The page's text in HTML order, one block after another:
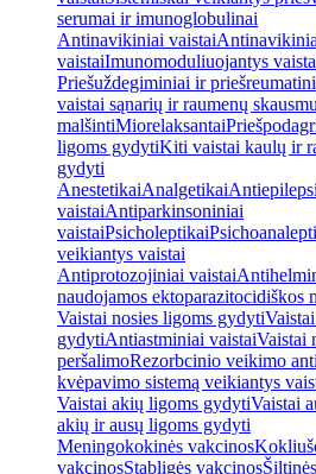
serumai ir imunoglobulinai
Antinavikiniai vaistai
vaistaiImunomoduliuojantys
Priešuždegiminiai ir
vaistai sąnarių ir raumenų
malšintiMiorelaksantai
ligoms gydytiKiti vaistai kaulų ir
gydyti
AnestetikaiAnalgetikai
vaistaiAntiparkinsoniniai
vaistaiPsicholeptikai
veikiantys vaistai
Antiprotozojiniai vaistai
naudojamos ektoparazitocidiškos
Vaistai nosies ligoms gydyti
gydytiAntiastminiai vaistaiVaistai
peršalimoRezorbcinio veikimo
kvėpavimo sistemą veikiantys
Vaistai akių ligoms gydytiVaistai
akių ir ausų ligoms gydyti
Meningokokinės vakcinos
vakcinosStabligės vakcinos